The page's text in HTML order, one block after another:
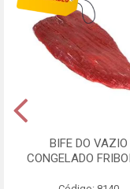
BIFE DO VAZIO
CONGELADO